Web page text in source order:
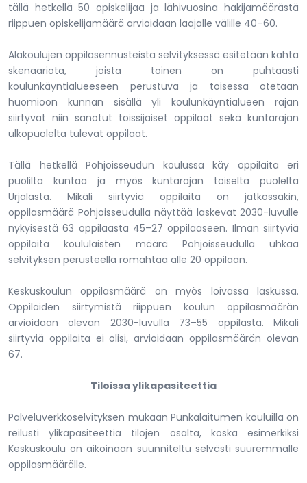
tällä hetkellä 50 opiskelijaa ja lähivuosina hakijamäärästä
riippuen opiskelijamäärä arvioidaan laajalle välille 40–60.
Alakoulujen oppilasennusteista selvityksessä esitetään kahta
skenaariota, joista toinen on puhtaasti
koulunkäyntialueeseen perustuva ja toisessa otetaan
huomioon kunnan sisällä yli koulunkäyntialueen rajan
siirtyvät niin sanotut toissijaiset oppilaat sekä kuntarajan
ulkopuolelta tulevat oppilaat.
Tällä hetkellä Pohjoisseudun koulussa käy oppilaita eri
puolilta kuntaa ja myös kuntarajan toiselta puolelta
Urjalasta. Mikäli siirtyviä oppilaita on jatkossakin,
oppilasmäärä Pohjoisseudulla näyttää laskevat 2030-luvulle
nykyisestä 63 oppilaasta 45–27 oppilaaseen. Ilman siirtyviä
oppilaita koululaisten määrä Pohjoisseudulla uhkaa
selvityksen perusteella romahtaa alle 20 oppilaan.
Keskuskoulun oppilasmäärä on myös loivassa laskussa.
Oppilaiden siirtymistä riippuen koulun oppilasmäärän
arvioidaan olevan 2030-luvulla 73–55 oppilasta. Mikäli
siirtyviä oppilaita ei olisi, arvioidaan oppilasmäärän olevan
67.
Tiloissa ylikapasiteettia
Palveluverkkoselvityksen mukaan Punkalaitumen kouluilla on
reilusti ylikapasiteettia tilojen osalta, koska esimerkiksi
Keskuskoulu on aikoinaan suunniteltu selvästi suuremmalle
oppilasmäärälle.